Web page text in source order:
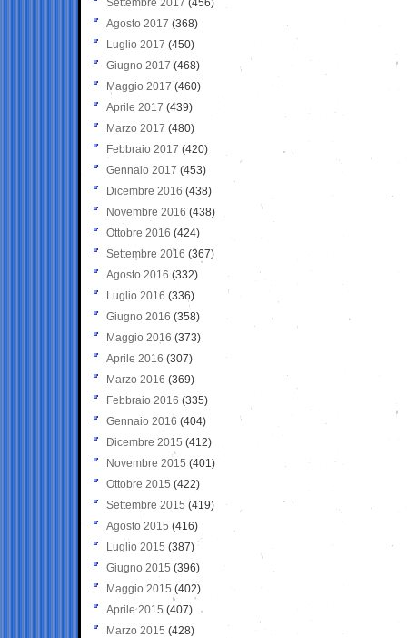
Settembre 2017 (456)
Agosto 2017 (368)
Luglio 2017 (450)
Giugno 2017 (468)
Maggio 2017 (460)
Aprile 2017 (439)
Marzo 2017 (480)
Febbraio 2017 (420)
Gennaio 2017 (453)
Dicembre 2016 (438)
Novembre 2016 (438)
Ottobre 2016 (424)
Settembre 2016 (367)
Agosto 2016 (332)
Luglio 2016 (336)
Giugno 2016 (358)
Maggio 2016 (373)
Aprile 2016 (307)
Marzo 2016 (369)
Febbraio 2016 (335)
Gennaio 2016 (404)
Dicembre 2015 (412)
Novembre 2015 (401)
Ottobre 2015 (422)
Settembre 2015 (419)
Agosto 2015 (416)
Luglio 2015 (387)
Giugno 2015 (396)
Maggio 2015 (402)
Aprile 2015 (407)
Marzo 2015 (428)